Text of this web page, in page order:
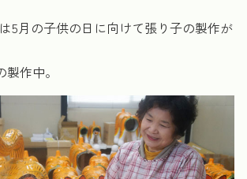
5月の子供の日に向けて張り子の製作が
作中。